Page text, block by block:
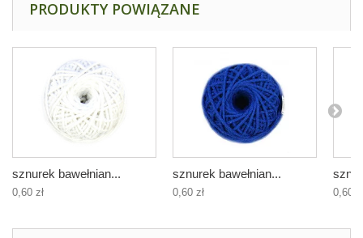
PRODUKTY POWIĄZANE
sznurek bawełnian...
0,60 zł
sznurek bawełnian...
0,60 zł 0,60